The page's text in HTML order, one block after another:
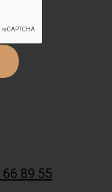
89 55